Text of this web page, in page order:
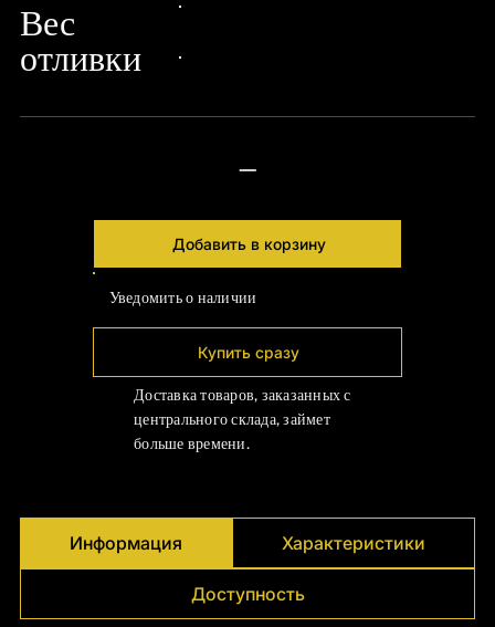
Вес
отливки
—
Добавить в корзину
Уведомить о наличии
Купить сразу
Доставка товаров, заказанных с
центрального склада, займет
больше времени.
Информация Характеристики
Доступность